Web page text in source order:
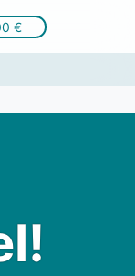
€